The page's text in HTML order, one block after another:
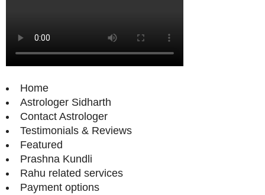
Home
Astrologer Sidharth
Contact Astrologer
Testimonials & Reviews
Featured
Prashna Kundli
Rahu related services
Payment options